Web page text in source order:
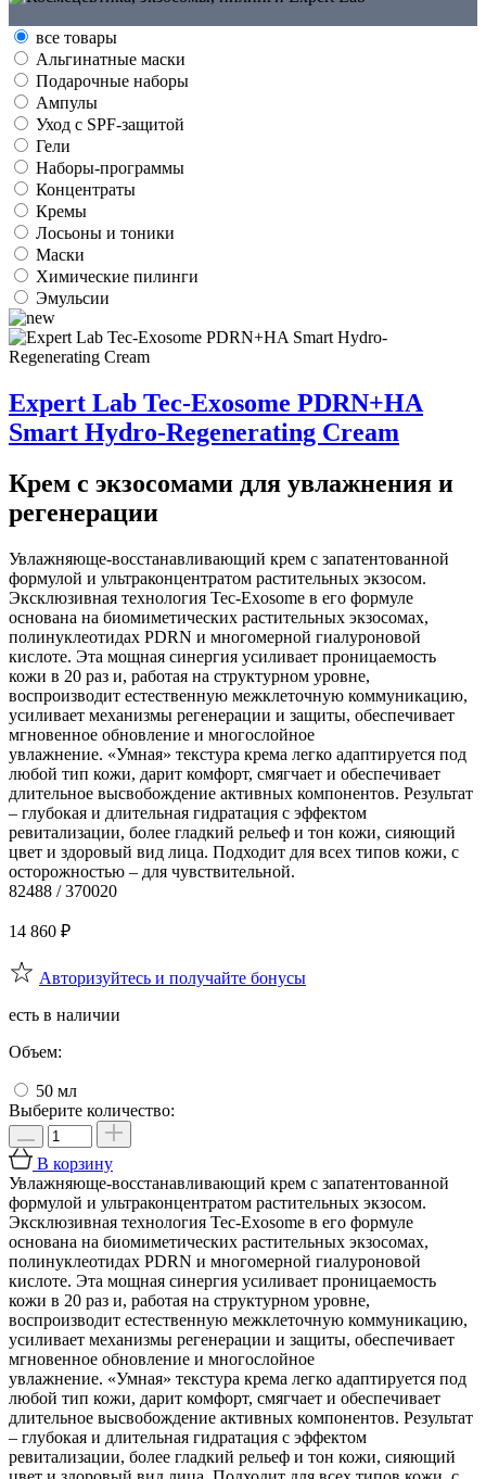
все товары
Альгинатные маски
Подарочные наборы
Ампулы
Уход с SPF-защитой
Гели
Наборы-программы
Концентраты
Кремы
Лосьоны и тоники
Маски
Химические пилинги
Эмульсии
Expert Lab Tec-Exosome PDRN+HA
Smart Hydro-Regenerating Cream
Крем с экзосомами для увлажнения и
регенерации
Увлажняюще-восстанавливающий крем с запатентованной
формулой и ультраконцентратом растительных экзосом.
Эксклюзивная технология Tec-Exosome в его формуле
основана на биомиметических растительных экзосомах,
полинуклеотидах PDRN и многомерной гиалуроновой
кислоте. Эта мощная синергия усиливает проницаемость
кожи в 20 раз и, работая на структурном уровне,
воспроизводит естественную межклеточную коммуникацию,
усиливает механизмы регенерации и защиты, обеспечивает
мгновенное обновление и многослойное
увлажнение. «Умная» текстура крема легко адаптируется под
любой тип кожи, дарит комфорт, смягчает и обеспечивает
длительное высвобождение активных компонентов. Результат
– глубокая и длительная гидратация с эффектом
ревитализации, более гладкий рельеф и тон кожи, сияющий
цвет и здоровый вид лица. Подходит для всех типов кожи, с
осторожностью – для чувствительной.
82488 / 370020
14 860 ₽
Авторизуйтесь и получайте бонусы
есть в наличии
Объем:
50 мл
Выберите количество:
В корзину
Увлажняюще-восстанавливающий крем с запатентованной
формулой и ультраконцентратом растительных экзосом.
Эксклюзивная технология Tec-Exosome в его формуле
основана на биомиметических растительных экзосомах,
полинуклеотидах PDRN и многомерной гиалуроновой
кислоте. Эта мощная синергия усиливает проницаемость
кожи в 20 раз и, работая на структурном уровне,
воспроизводит естественную межклеточную коммуникацию,
усиливает механизмы регенерации и защиты, обеспечивает
мгновенное обновление и многослойное
увлажнение. «Умная» текстура крема легко адаптируется под
любой тип кожи, дарит комфорт, смягчает и обеспечивает
длительное высвобождение активных компонентов. Результат
– глубокая и длительная гидратация с эффектом
ревитализации, более гладкий рельеф и тон кожи, сияющий